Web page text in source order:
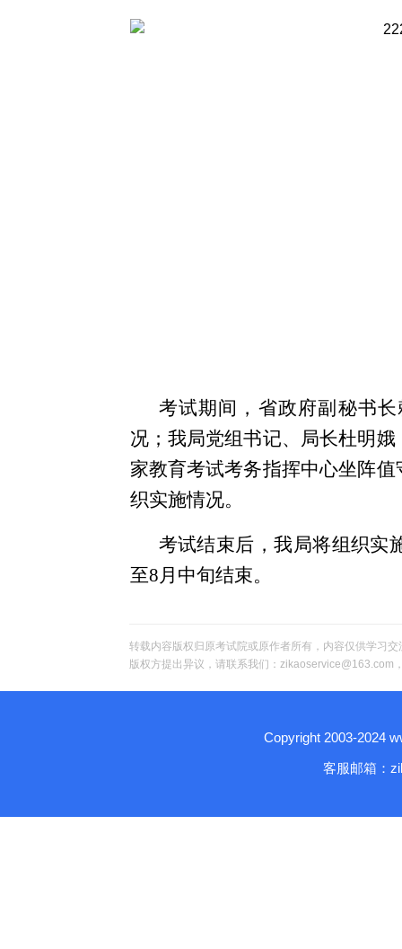
考试期间，省政府副秘书
况；我局党组书记、局长杜明
家教育考试考务指挥中心坐阵
织实施情况。
考试结束后，我局将组织实
至8月中旬结束。
转载内容版权归原考试院或原作者所有，内容仅供学习
版权方提出异议，请联系我们：zikaoservice@163.com
Copyright 2003-2024
客服邮箱：